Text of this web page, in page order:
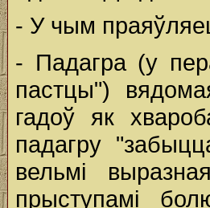
- У чым
- Падагра (у
пастцы")
гадоў як
падагру
вельмі
прыступамі